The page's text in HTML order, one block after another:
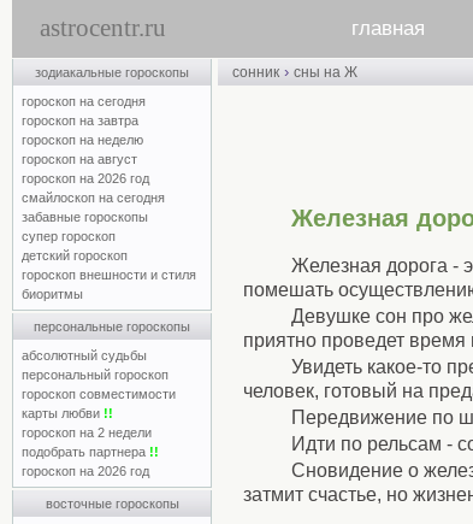
astrocentr.ru главная
зодиакальные гороскопы
гороскоп на сегодня
гороскоп на завтра
гороскоп на неделю
гороскоп на август
гороскоп на 2026 год
смайлоскоп на сегодня
забавные гороскопы
супер гороскоп
детский гороскоп
гороскоп внешности и стиля
биоритмы
персональные гороскопы
абсолютный судьбы
персональный гороскоп
гороскоп совместимости
карты любви !!
гороскоп на 2 недели
подобрать партнера !!
гороскоп на 2026 год
восточные гороскопы
сонник › сны на Ж
Железная
Железная дорога -
помешать
Девушке сон про
приятно проведет время
Увидеть какое-то
человек, готовый на
Передвижение по
Идти по рельсам -
Сновидение о
затмит счастье, но